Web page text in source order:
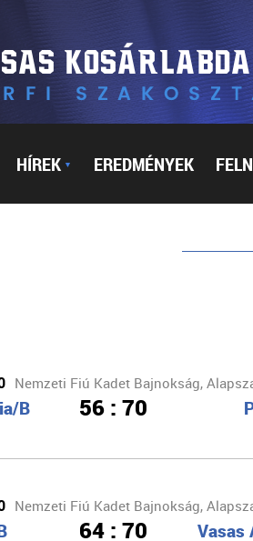
HÍREK ▼ EREDMÉNYEK
Nemzeti Fiú Kadet Bajnokság,
B 56 : 70
Nemzeti Fiú Kadet Bajnokság,
64 : 70 Vasas